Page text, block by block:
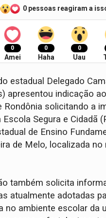
0 pessoas reagiram a
0
Amei
0
Haha
0
Uau
estadual Delegado
apresentou indicação
Rondônia solicitando a
Escola Segura e Cidadã
de Ensino
de Melo, localizada no
também solicita
atualmente adotadas
no ambiente escolar da